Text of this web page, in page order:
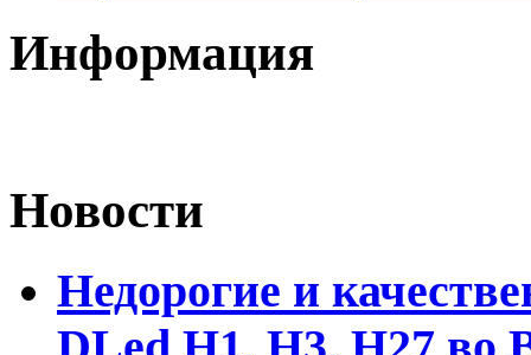
Информация
Новости
Недорогие и